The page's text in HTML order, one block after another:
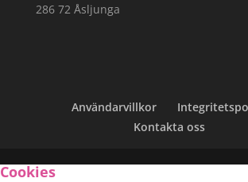
286 72 Åsljunga
Användarvillkor
Kontakta oss
Cookies